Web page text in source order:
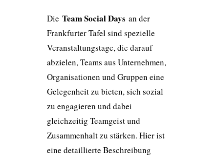
Die Team Social Days an der
Frankfurter Tafel sind spezielle
Veranstaltungstage, die darauf
abzielen, Teams aus Unternehmen,
Organisationen und Gruppen eine
Gelegenheit zu bieten, sich sozial
zu engagieren und dabei
gleichzeitig Teamgeist und
Zusammenhalt zu stärken. Hier ist
eine detaillierte Beschreibung